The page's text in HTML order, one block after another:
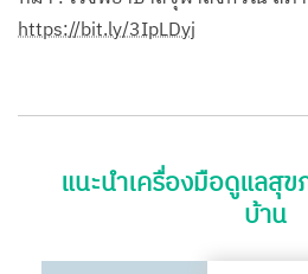
https://bit.ly/3IpLDyj
แนะนำเครื่องมือดูแลสุ
บ้าน